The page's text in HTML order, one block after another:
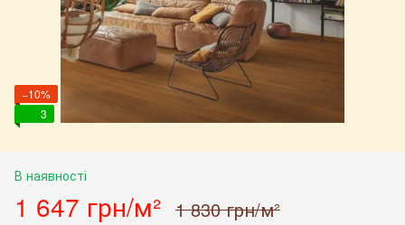
−10%
3
В наявності
1 647 грн/м² 1 830 грн/м²